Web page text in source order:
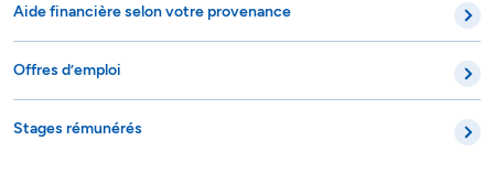
Aide financière selon votre provenance
Offres d’emploi
Stages rémunérés